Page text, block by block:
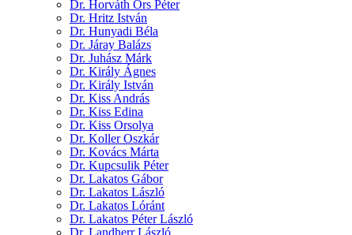
Dr. Horváth Örs Péter
Dr. Hritz István
Dr. Hunyadi Béla
Dr. Járay Balázs
Dr. Juhász Márk
Dr. Király Ágnes
Dr. Király István
Dr. Kiss András
Dr. Kiss Edina
Dr. Kiss Orsolya
Dr. Koller Oszkár
Dr. Kovács Márta
Dr. Kupcsulik Péter
Dr. Lakatos Gábor
Dr. Lakatos László
Dr. Lakatos Lóránt
Dr. Lakatos Péter László